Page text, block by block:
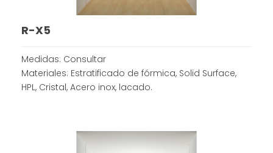
R-X5
Medidas: Consultar
Materiales: Estratificado de fórmica, Solid Surface,
HPL, Cristal, Acero inox, lacado.